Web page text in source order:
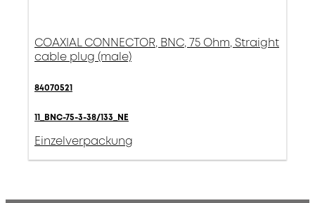
COAXIAL CONNECTOR, BNC, 75 Ohm, Straight
cable plug (male)
84070521
11_BNC-75-3-38/133_NE
Einzelverpackung